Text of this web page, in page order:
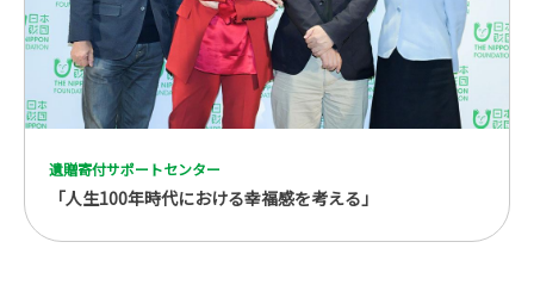
遺贈寄付サポートセンター
「人生100年時代における幸福感を考える」